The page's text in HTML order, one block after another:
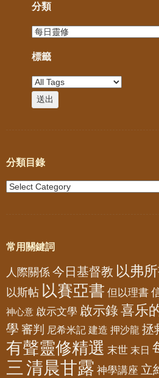
分類
標籤
分類目錄
常用關鍵詞
人際關係 今日基督教 以弗
以斯帖 以賽亞書 但以理書
神心意 啟示文學 啟示錄喜乐
學 審判 尼希米記 建造 押沙龍 拯
有聲靈修精選 末世 末日
三 清晨甘露 神學講座 立